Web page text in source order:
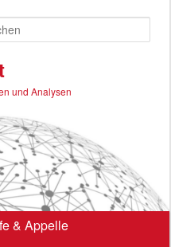
und Analysen
& Appelle